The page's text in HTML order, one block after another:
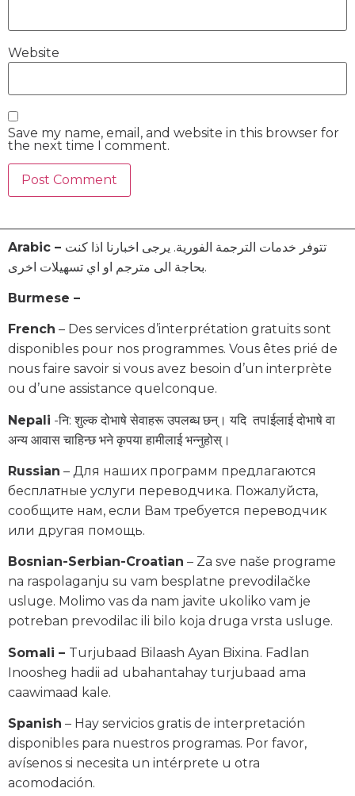
Website
Save my name, email, and website in this browser for
the next time I comment.
Arabic – تتوفر خدمات الترجمة الفورية. يرجى اخبارنا اذا كنت
بحاجة الى مترجم او اي تسهيلات اخرى.
Burmese –
French – Des services d’interprétation gratuits sont
disponibles pour nos programmes. Vous êtes prié de
nous faire savoir si vous avez besoin d’un interprète
ou d’une assistance quelconque.
Nepali -नि: शुल्क दोभाषे सेवाहरू उपलब्ध छन्। यदि तपIईलाई दोभाषे वा
अन्य आवास चाहिन्छ भने कृपया हामीलाई भन्नुहोस्।
Russian – Для наших программ предлагаются
бесплатные услуги переводчика. Пожалуйста,
сообщите нам, если Вам требуется переводчик
или другая помощь.
Bosnian-Serbian-Croatian – Za sve naše programe
na raspolaganju su vam besplatne prevodilačke
usluge. Molimo vas da nam javite ukoliko vam je
potreban prevodilac ili bilo koja druga vrsta usluge.
Somali – Turjubaad Bilaash Ayan Bixina. Fadlan
Inoosheg hadii ad ubahantahay turjubaad ama
caawimaad kale.
Spanish – Hay servicios gratis de interpretación
disponibles para nuestros programas. Por favor,
avísenos si necesita un intérprete u otra
acomodación.